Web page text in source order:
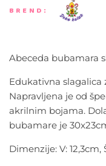
BREND:
Abeceda bubamara
Edukativna
Napravljena je od
akrilnim bojama.
bubamare je
Dimenzije: V: 12,3cm,